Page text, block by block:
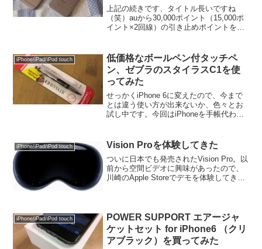
した話
上記の続きです、タイトル長いですね
（笑）auから30,000ポイント（15,000ポ
イント×2回線）の引き止めポイントをも
なく、毎月の通信費を節約したかっただ
け...
iPhone/iPad/iPod touch
低価格なボールペン付タッチペ
ン、ゼブラのスタイラスC1を使
ってみた
せっかくiPhone 6に変えたので、今まで
とは違う使い方が出来ないか、色々とお
試し中です。今回はiPhoneを手帳代わり
タッチペンとと言っても高い物から安い
iPhone/iPad/iPod touch Vision Proを体験してきた
ついに日本でも発売されたVision Pro。以
前から空間ビデオに興味があったので、
川崎のApple Storeでデモを体験してきま
iPhone/iPad/iPod touch
POWER SUPPORT エアージャ
ケットセット for iPhone6 （クリ
アブラック）を買ってみた